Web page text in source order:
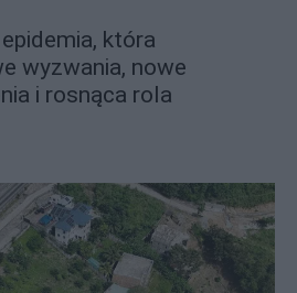
która
wyzwania, nowe
i rosnąca rola